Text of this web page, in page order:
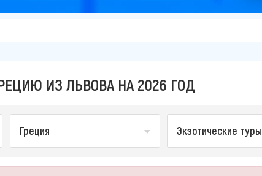
ИЗ ЛЬВОВА НА 2026 ГОД
Греция Экзотические туры